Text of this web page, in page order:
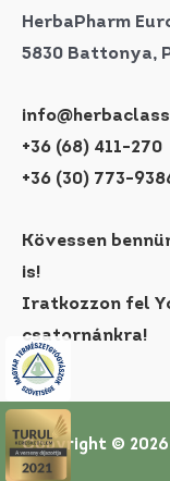
HerbaPharm
5830 Battonya,
+36 (68) 411-270
+36 (30) 773-
Kövessen
is!
Iratkozzon fel
csatornánkra!
Copyright © 2026